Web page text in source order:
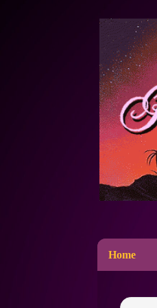
Home